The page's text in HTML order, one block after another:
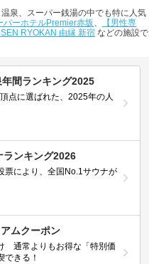
泉、スーパー銭湯の中でも特に人気
パーホテルPremier赤坂、
【男性専
RYOKAN 由縁 新宿 などの施設で
間ランキング2025
点に選ばれた、2025年の人
ランキング2026
票により、全国No.1サウナが
ムクーポン
通常よりもお得な「特別価
できる！